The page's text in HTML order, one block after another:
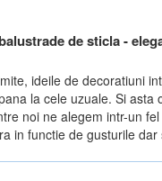
de sticla -
ideile de decoratiuni
la cele uzuale. Si asta
noi ne alegem intr-un
in functie de gusturile dar